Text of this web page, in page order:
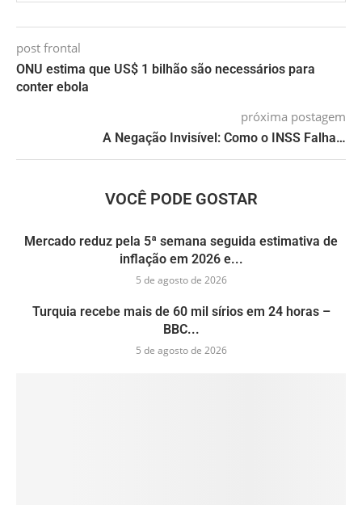
post frontal
ONU estima que US$ 1 bilhão são necessários para
conter ebola
próxima postagem
A Negação Invisível: Como o INSS Falha…
VOCÊ PODE GOSTAR
Mercado reduz pela 5ª semana seguida estimativa de
inflação em 2026 e...
5 de agosto de 2026
Turquia recebe mais de 60 mil sírios em 24 horas –
BBC...
5 de agosto de 2026